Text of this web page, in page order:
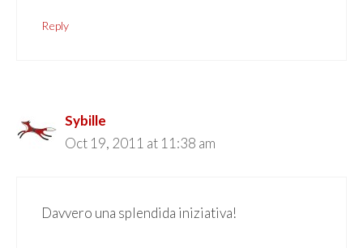
Reply
Sybille
Oct 19, 2011 at 11:38 am
Davvero una splendida iniziativa!